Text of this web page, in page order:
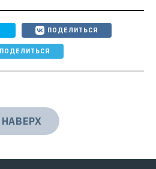
ПОДЕЛИТЬСЯ
ПОДЕЛИТЬСЯ
НАВЕРХ